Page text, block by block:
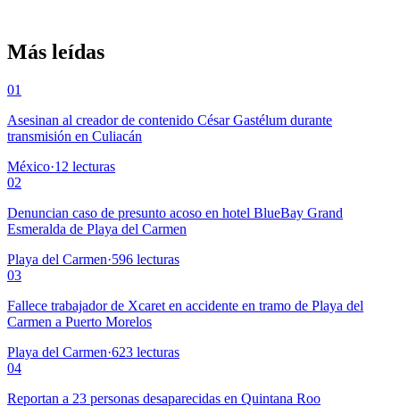
Más leídas
01
Asesinan al creador de contenido César Gastélum durante
transmisión en Culiacán
México·12 lecturas
02
Denuncian caso de presunto acoso en hotel BlueBay Grand
Esmeralda de Playa del Carmen
Playa del Carmen·596 lecturas
03
Fallece trabajador de Xcaret en accidente en tramo de Playa del
Carmen a Puerto Morelos
Playa del Carmen·623 lecturas
04
Reportan a 23 personas desaparecidas en Quintana Roo